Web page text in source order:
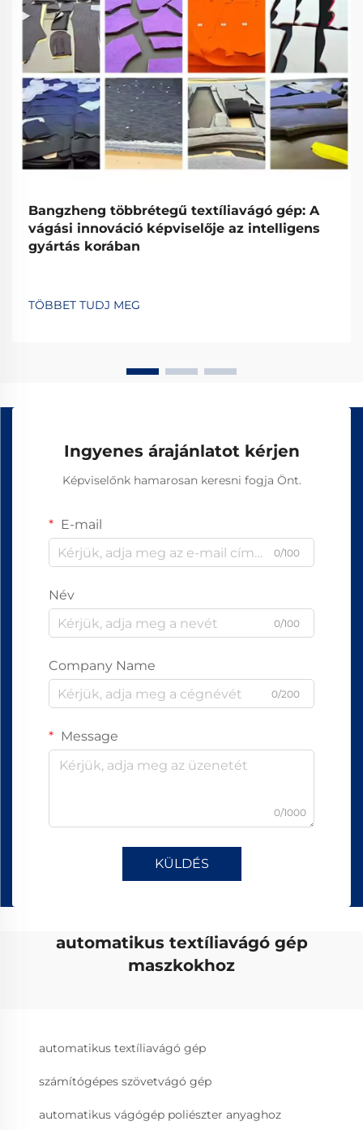
Bangzheng többrétegű textíliavágó gép: A
vágási innováció képviselője az intelligens
gyártás korában
TÖBBET TUDJ MEG
Ingyenes árajánlatot kérjen
Képviselőnk hamarosan keresni fogja Önt.
E-mail
0/100
Név
0/100
Company Name
0/200
Message
0/1000
KÜLDÉS
automatikus textíliavágó gép
maszkokhoz
automatikus textíliavágó gép
számítógépes szövetvágó gép
automatikus vágógép poliészter anyaghoz